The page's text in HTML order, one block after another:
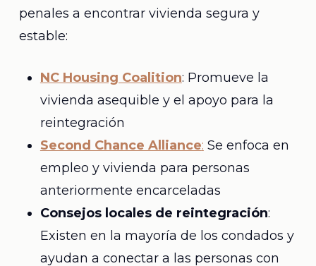
penales a encontrar vivienda segura y
estable:
NC Housing Coalition: Promueve la
vivienda asequible y el apoyo para la
reintegración
Second Chance Alliance: Se enfoca en
empleo y vivienda para personas
anteriormente encarceladas
Consejos locales de reintegración:
Existen en la mayoría de los condados y
ayudan a conectar a las personas con